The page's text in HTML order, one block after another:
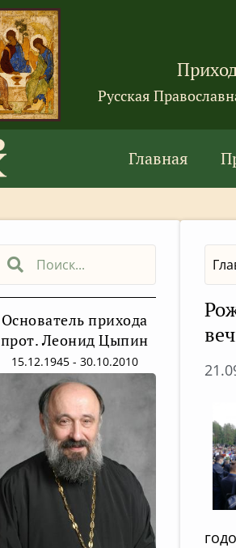
Русская
Главная
Основатель прихода
прот. Леонид Цыпин
15.12.1945 - 30.10.2010